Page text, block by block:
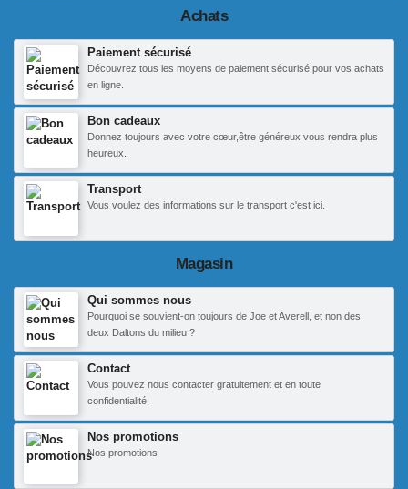
Achats
Paiement sécurisé
Découvrez tous les moyens de paiement sécurisé pour vos achats
en ligne.
Bon cadeaux
Donnez toujours avec votre cœur,être généreux vous rendra plus
heureux.
Transport
Vous voulez des informations sur le transport c'est ici.
Magasin
Qui sommes nous
Pourquoi se souvient-on toujours de Joe et Averell, et non des
deux Daltons du milieu ?
Contact
Vous pouvez nous contacter gratuitement et en toute
confidentialité.
Nos promotions
Nos promotions